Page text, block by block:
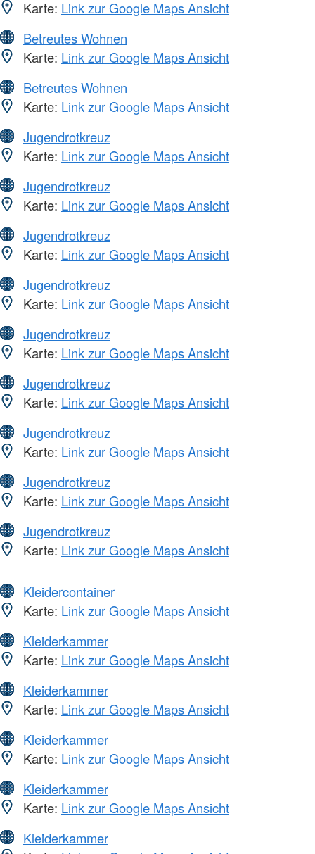
Karte: Link zur Google Maps Ansicht
Betreutes Wohnen
Karte: Link zur Google Maps Ansicht
Betreutes Wohnen
Karte: Link zur Google Maps Ansicht
Jugendrotkreuz
Karte: Link zur Google Maps Ansicht
Jugendrotkreuz
Karte: Link zur Google Maps Ansicht
Jugendrotkreuz
Karte: Link zur Google Maps Ansicht
Jugendrotkreuz
Karte: Link zur Google Maps Ansicht
Jugendrotkreuz
Karte: Link zur Google Maps Ansicht
Jugendrotkreuz
Karte: Link zur Google Maps Ansicht
Jugendrotkreuz
Karte: Link zur Google Maps Ansicht
Jugendrotkreuz
Karte: Link zur Google Maps Ansicht
Jugendrotkreuz
Karte: Link zur Google Maps Ansicht
Kleidercontainer
Karte: Link zur Google Maps Ansicht
Kleiderkammer
Karte: Link zur Google Maps Ansicht
Kleiderkammer
Karte: Link zur Google Maps Ansicht
Kleiderkammer
Karte: Link zur Google Maps Ansicht
Kleiderkammer
Karte: Link zur Google Maps Ansicht
Kleiderkammer